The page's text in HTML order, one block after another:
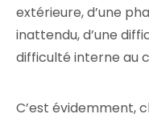
extérieure, d’une
inattendu, d’une
difficulté interne au
C’est évidemment,